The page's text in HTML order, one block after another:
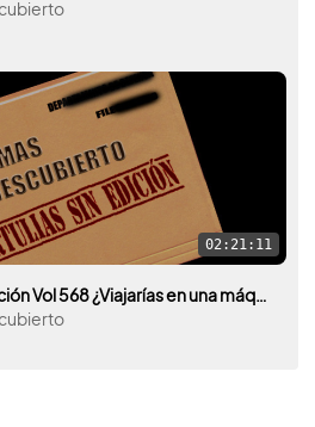
02:21:11
Tertulias sin edición Vol 568 ¿Viajarías en una máquina del tiempo para darle algún mensaje a tu yo del pasado?